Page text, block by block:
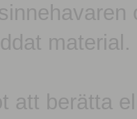
material.
att berätta